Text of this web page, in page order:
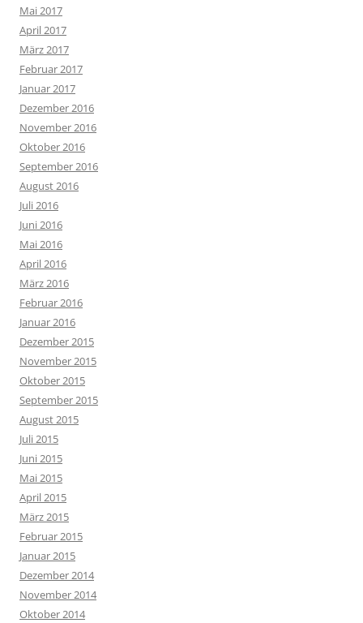
Mai 2017
April 2017
März 2017
Februar 2017
Januar 2017
Dezember 2016
November 2016
Oktober 2016
September 2016
August 2016
Juli 2016
Juni 2016
Mai 2016
April 2016
März 2016
Februar 2016
Januar 2016
Dezember 2015
November 2015
Oktober 2015
September 2015
August 2015
Juli 2015
Juni 2015
Mai 2015
April 2015
März 2015
Februar 2015
Januar 2015
Dezember 2014
November 2014
Oktober 2014